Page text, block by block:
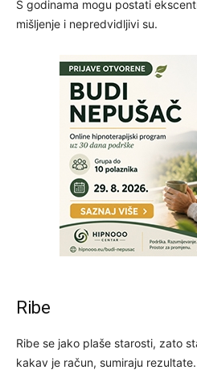
S godinama mogu postati
mišljenje i nepredvidljivi su.
Ribe
Ribe se jako plaše starosti, zato
kakav je račun, sumiraju rezultate.